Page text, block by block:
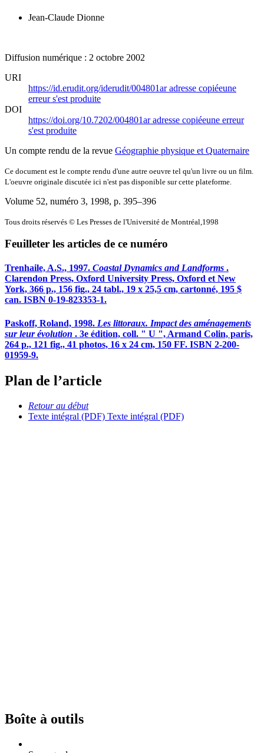
Jean-Claude Dionne
Diffusion numérique : 2 octobre 2002
URI
https://id.erudit.org/iderudit/004801aradresse copiéeune
erreur s'est produite
DOI
https://doi.org/10.7202/004801aradresse copiéeune erreur
s'est produite
Un compte rendu de la revue Géographie physique et Quaternaire
Ce document est le compte rendu d'une autre oeuvre tel qu'un livre ou un film.
L'oeuvre originale discutée ici n'est pas disponible sur cette plateforme.
Volume 52, numéro 3, 1998, p. 395–396
Tous droits réservés © Les Presses de l'Université de Montréal,1998
Feuilleter les articles de ce numéro
Trenhaile, A.S., 1997. Coastal Dynamics and Landforms .
Clarendon Press, Oxford University Press, Oxford et New
York, 366 p., 156 fig., 24 tabl., 19 x 25,5 cm, cartonné, 195 $
can. ISBN 0-19-823353-1.
Paskoff, Roland, 1998. Les littoraux. Impact des aménagements
sur leur évolution . 3e édition, coll. " U ", Armand Colin, paris,
264 p., 121 fig., 41 photos, 16 x 24 cm, 150 FF. ISBN 2-200-
01959-9.
Plan de l’article
Retour au début
Texte intégral (PDF) Texte intégral (PDF)
Boîte à outils